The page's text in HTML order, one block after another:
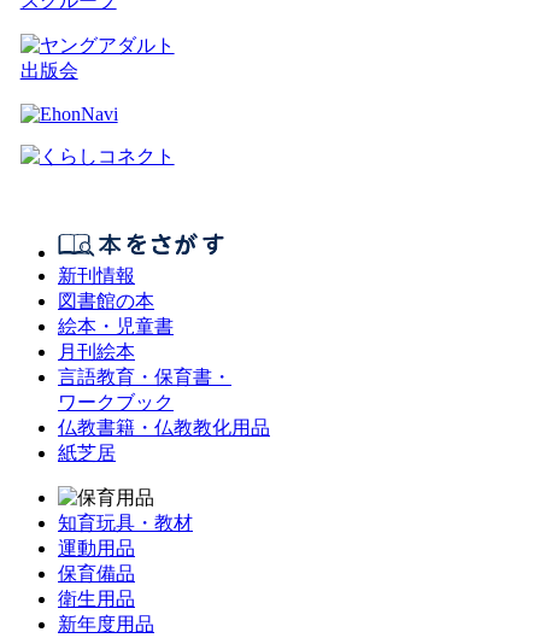
新刊情報
図書館の本
絵本・児童書
月刊絵本
言語教育・保育書・
ワークブック
仏教書籍・仏教教化用品
紙芝居
知育玩具・教材
運動用品
保育備品
衛生用品
新年度用品